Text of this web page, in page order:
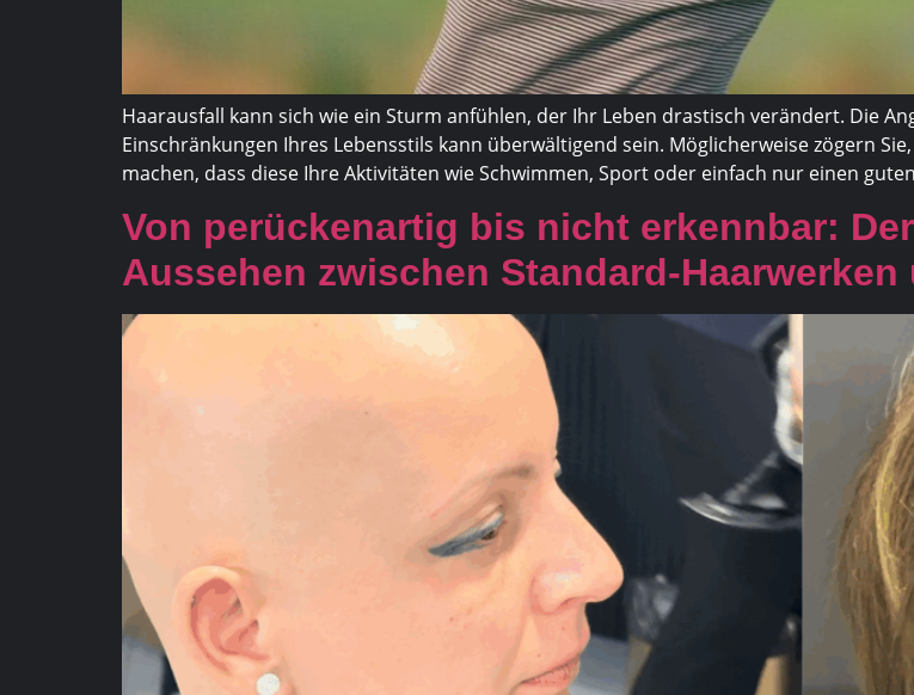
Haarausfall kann sich wie ein Sturm anfühlen, der Ihr Leben drastisch verändert. Die
Einschränkungen Ihres Lebensstils kann überwältigend sein. Möglicherweise zögern
machen, dass diese Ihre Aktivitäten wie Schwimmen, Sport oder einfach nur einen
Von perückenartig bis nicht erkennbar:
Aussehen zwischen Standard-Haarwerken